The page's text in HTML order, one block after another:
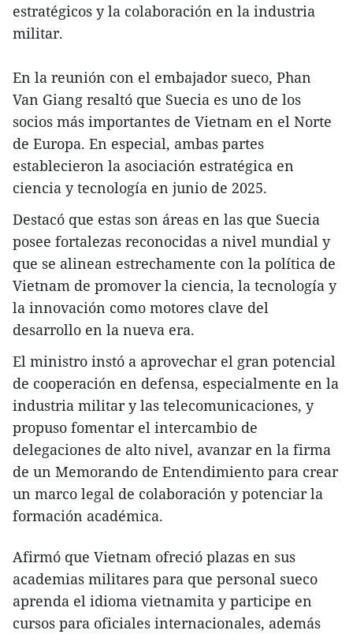
estratégicos y la colaboración en la industria
militar.
En la reunión con el embajador sueco, Phan
Van Giang resaltó que Suecia es uno de los
socios más importantes de Vietnam en el Norte
de Europa. En especial, ambas partes
establecieron la asociación estratégica en
ciencia y tecnología en junio de 2025.
Destacó que estas son áreas en las que Suecia
posee fortalezas reconocidas a nivel mundial y
que se alinean estrechamente con la política de
Vietnam de promover la ciencia, la tecnología y
la innovación como motores clave del
desarrollo en la nueva era.
El ministro instó a aprovechar el gran potencial
de cooperación en defensa, especialmente en la
industria militar y las telecomunicaciones, y
propuso fomentar el intercambio de
delegaciones de alto nivel, avanzar en la firma
de un Memorando de Entendimiento para crear
un marco legal de colaboración y potenciar la
formación académica.
Afirmó que Vietnam ofreció plazas en sus
academias militares para que personal sueco
aprenda el idioma vietnamita y participe en
cursos para oficiales internacionales, además